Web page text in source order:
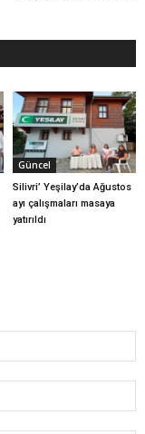
Güncel
Silivri’ Yeşilay’da Ağustos
ayı çalışmaları masaya
yatırıldı